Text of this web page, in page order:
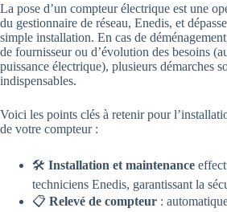
La pose d’un compteur électrique est une
du gestionnaire de réseau, Enedis, et
simple installation. En cas de
de fournisseur ou d’évolution des besoins
puissance électrique), plusieurs démarches
indispensables.
Voici les points clés à retenir pour
de votre compteur :
🛠️ Installation et maintenance
techniciens Enedis, garantissant la
📋 Relevé de compteur :